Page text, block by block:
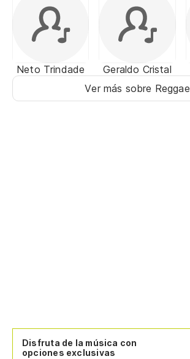
Neto Trindade Geraldo Cristal
Ver más sobre Reggae
Disfruta de la música con
opciones exclusivas